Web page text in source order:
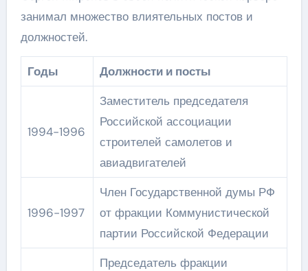
занимал множество влиятельных постов и
должностей.
Годы Должности и посты
1994-1996
Заместитель председателя
Российской ассоциации
строителей самолетов и
авиадвигателей
1996-1997
Член Государственной думы РФ
от фракции Коммунистической
партии Российской Федерации
Председатель фракции